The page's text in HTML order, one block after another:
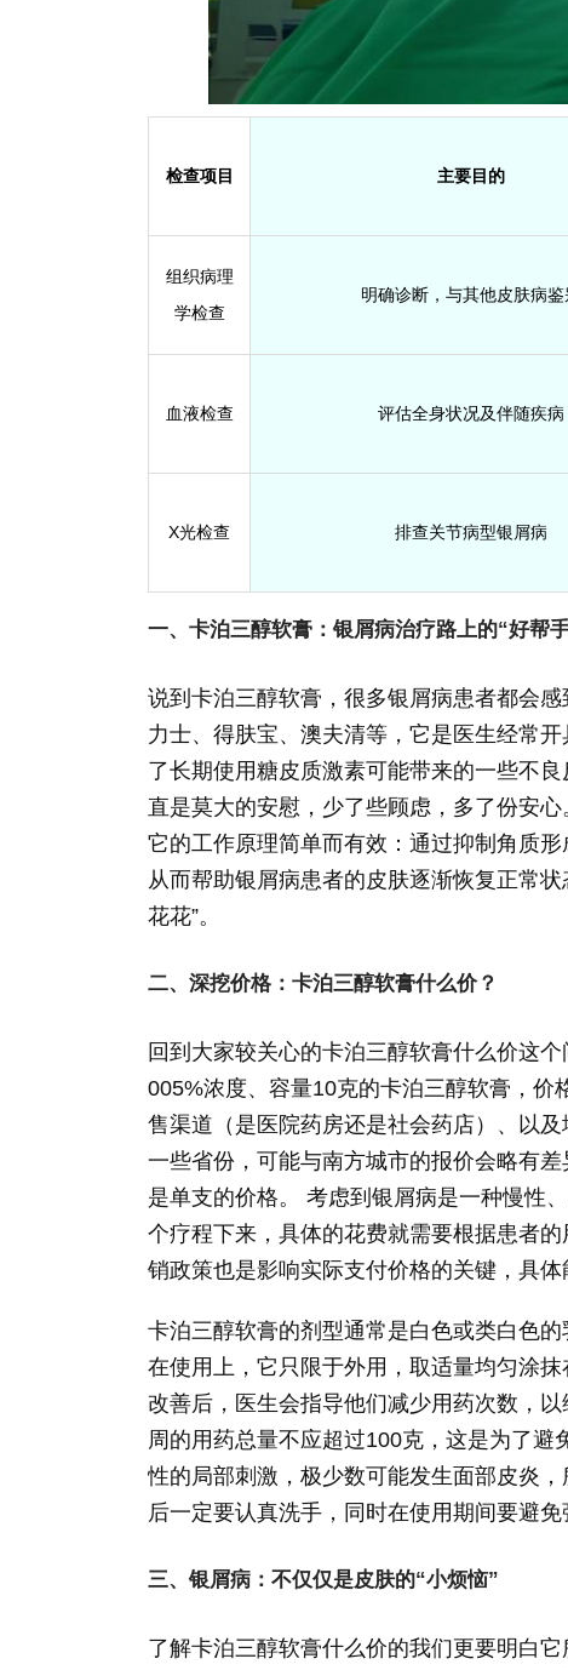
检查项目 主要目的
组织病理
学检查
明确诊断，与其他皮肤病鉴
血液检查 评估全身状况及伴随疾病
X光检查 排查关节病型银屑病
一、卡泊三醇软膏：银屑病治疗路上的“好帮
说到卡泊三醇软膏，很多银屑病患者都会
力士、得肤宝、澳夫清等，它是医生经常
了长期使用糖皮质激素可能带来的一些不良
直是莫大的安慰，少了些顾虑，多了份安
它的工作原理简单而有效：通过抑制角质
从而帮助银屑病患者的皮肤逐渐恢复正常
花花”。
二、深挖价格：卡泊三醇软膏什么价？
回到大家较关心的卡泊三醇软膏什么价这
005%浓度、容量10克的卡泊三醇软膏，价
售渠道（是医院药房还是社会药店）、以
一些省份，可能与南方城市的报价会略有
是单支的价格。 考虑到银屑病是一种慢性
个疗程下来，具体的花费就需要根据患者
销政策也是影响实际支付价格的关键，具
卡泊三醇软膏的剂型通常是白色或类白色
在使用上，它只限于外用，取适量均匀涂
改善后，医生会指导他们减少用药次数，
周的用药总量不应超过100克，这是为了
性的局部刺激，极少数可能发生面部皮炎
后一定要认真洗手，同时在使用期间要避免
三、银屑病：不仅仅是皮肤的“小烦恼”
了解卡泊三醇软膏什么价的我们更要明白